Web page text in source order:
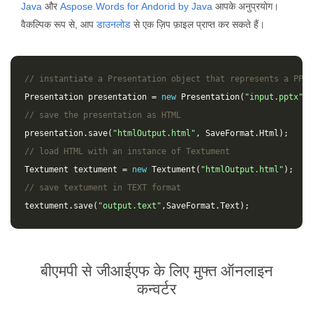
Java औरAspose.Words for Andorid by Java आपके अनुप्रयोग।
वैकल्पिक रूप से, आप डाउनलोड से एक ज़िप फ़ाइल प्राप्त कर सकते हैं।
// instantiate a Presentation object that represents a
Presentation presentation = new Presentation( "input.pptx"
// save the presentation as HTML
presentation. save( "htmlOutput.html" , SaveFormat . Html );
// load HTML with an instance of Textument
Textument textument = new Textument ( "htmlOutput.html" );
// save textument in TEXT format
textument . save( "output.text" ,SaveFormat .Text );
बीएमपी से जीआईएफ के लिए मुफ्त ऑनलाइन
कन्वर्टर